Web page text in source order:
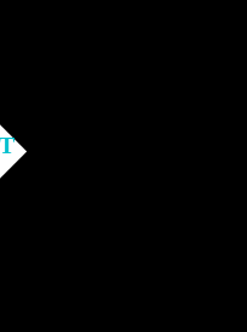
заказа к печати
могут связаться с Вами
телефону или email для
деталей.